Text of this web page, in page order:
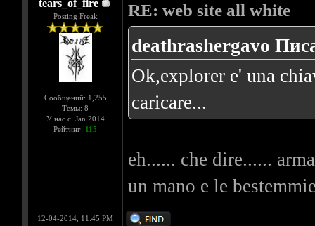
tears_of_fire
Posting Freak
Сообщений: 1,255
Темы: 8
У нас с: Jan 2014
Рейтинг: 115
RE: web site all white
deathrashergavo
Ok,explorer e' una
caricare...
eh...... che dire......
un mano e le
12-04-2014, 11:45 PM